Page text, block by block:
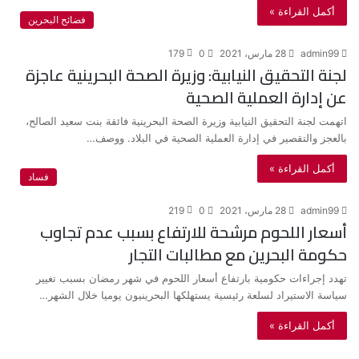
أكمل القراءة »
فضائح البحرين
admin99 28 مارس، 2021 0
179
لجنة التحقيق النيابية: وزيرة الصحة البحرينية عاجزة
عن إدارة العملية الصحية
اتهمت لجنة التحقيق النيابية وزيرة الصحة البحرينية فائقة بنت سعيد الصالح،
بالعجز والتقصير في إدارة العملية الصحية في البلاد. ووصف…
أكمل القراءة »
فساد
admin99 28 مارس، 2021 0
219
أسعار اللحوم مرشحة للارتفاع بسبب عدم تجاوب
حكومة البحرين مع مطالبات التجار
تهدد إجراءات حكومية بارتفاع أسعار اللحوم في شهر رمضان بسبب تغيير
سياسة الاستيراد لسلعة رئيسية يستهلكها البحرينيون يوميا خلال الشهر…
أكمل القراءة »